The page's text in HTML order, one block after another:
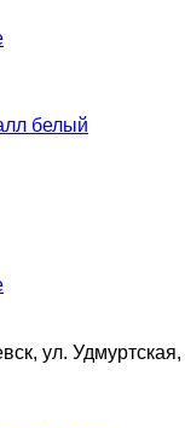
белый
ул. Удмуртская,